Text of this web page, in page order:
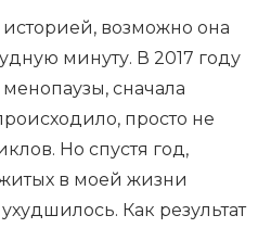
возможно она
минуту. В 2017 году
сначала
просто не
Но спустя год,
в моей жизни
Как результат